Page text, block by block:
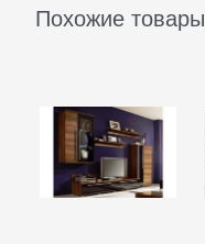
Похожие товары